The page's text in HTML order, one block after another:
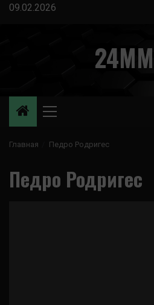
Перейти
09.02.2026
Основное
Главная Педро Родригес
Педро Родригес